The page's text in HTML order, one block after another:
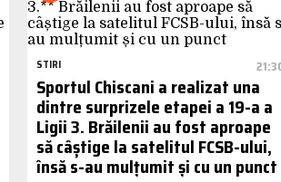
STIRI
Sportul Chiscani a realizat una
dintre surprizele etapei a 19-a a
Ligii 3. Brăilenii au fost aproape
să câștige la satelitul FCSB-ului,
însă s-au mulțumit și cu un punct